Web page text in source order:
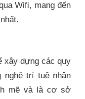
Wifi, mang đến
xây dựng các quy
nghệ trí tuệ nhân
mẽ và là cơ sở